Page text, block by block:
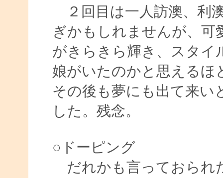
２回目は一人訪澳、利
ぎかもしれませんが、可
がきらきら輝き、スタイ
娘がいたのかと思えるほ
その後も夢にも出て来い
した。残念。
○ドーピング
だれかも言っておられ